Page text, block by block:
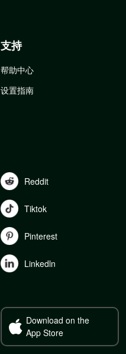
支持
帮助中心
设置指南
Reddit
Tiktok
Pinterest
Linkedln
Download on the
App Store